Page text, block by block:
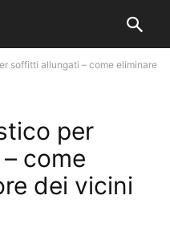
soffitti allungati – come eliminare
per
come
dei vicini